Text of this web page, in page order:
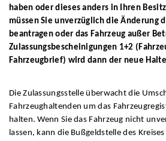
haben oder dieses anders in Ihren
müssen Sie unverzüglich die Änderung
beantragen oder das Fahrzeug außer
Zulassungsbescheinigungen 1+2
Fahrzeugbrief) wird dann der neue
Die Zulassungsstelle überwacht die
Fahrzeughaltenden um das
halten. Wenn Sie das Fahrzeug nicht
lassen, kann die Bußgeldstelle des